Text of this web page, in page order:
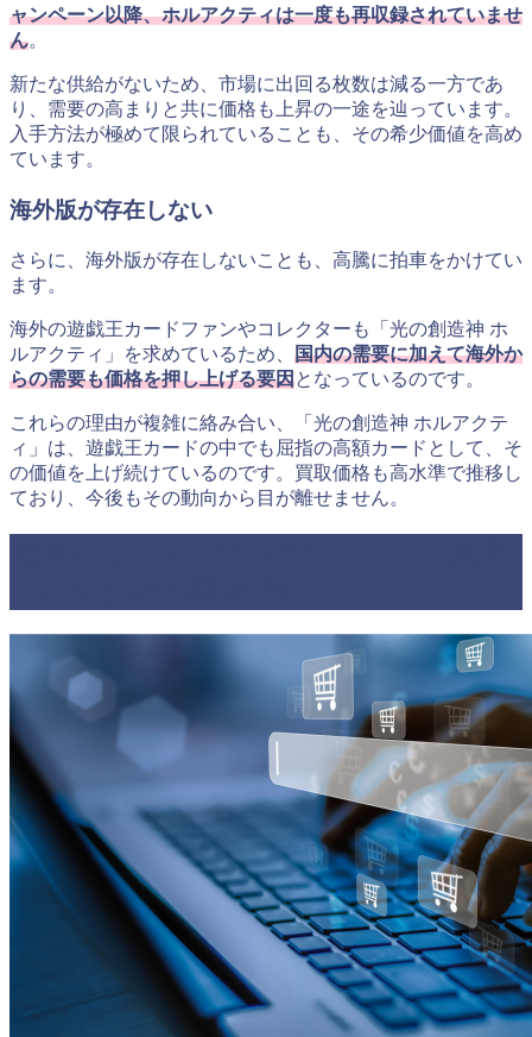
ャンペーン以降、ホルアクティは一度も再収録されていませ
ん。
新たな供給がないため、市場に出回る枚数は減る一方であ
り、需要の高まりと共に価格も上昇の一途を辿っています。
入手方法が極めて限られていることも、その希少価値を高め
ています。
海外版が存在しない
さらに、海外版が存在しないことも、高騰に拍車をかけてい
ます。
海外の遊戯王カードファンやコレクターも「光の創造神 ホ
ルアクティ」を求めているため、 国内の需要に加えて海外か
らの需要も価格を押し上げる要因となっているのです。
これらの理由が複雑に絡み合い、「光の創造神 ホルアクテ
ィ」は、遊戯王カードの中でも屈指の高額カードとして、そ
の価値を上げ続けているのです。買取価格も高水準で推移し
ており、今後もその動向から目が離せません。